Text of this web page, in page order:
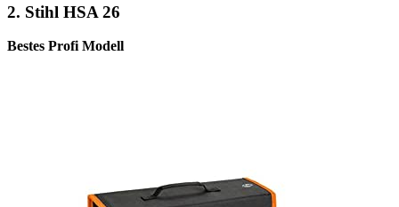
2. Stihl HSA 26
Bestes Profi Modell